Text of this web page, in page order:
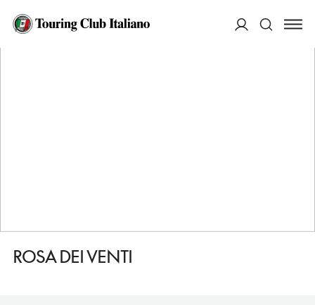
HOME
ROSA DEI VENTI